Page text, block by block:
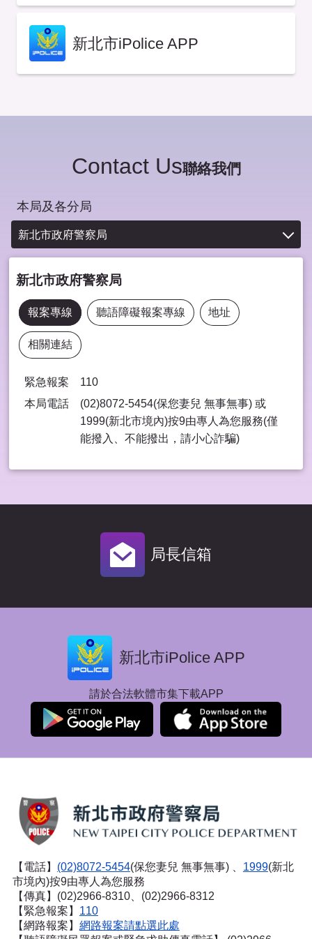
新北市iPolice APP
Contact Us聯絡我們
本局及各分局
新北市政府警察局
新北市政府警察局
報案專線 聽語障礙報案專線 地址
相關連結
緊急報案
110
本局電話
(02)8072-5454(保您妻兒 無事無事) 或
1999(新北市境內)按9由專⼈為您服務(僅
能撥入、不能撥出，請⼩⼼詐騙)
局長信箱
新北市iPolice APP
請於合法軟體市集下載APP
【電話】 (02)8072-5454(保您妻兒 無事無事) 、 1999(新北
市境內)按9由專人為您服務
【傳真】(02)2966-8310、(02)2966-8312
【緊急報案】 110
【網路報案】 網路報案請點選此處